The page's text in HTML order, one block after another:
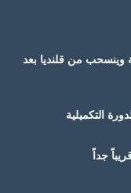
وينسحب من قلنديا بعد
التكميلية
جداً